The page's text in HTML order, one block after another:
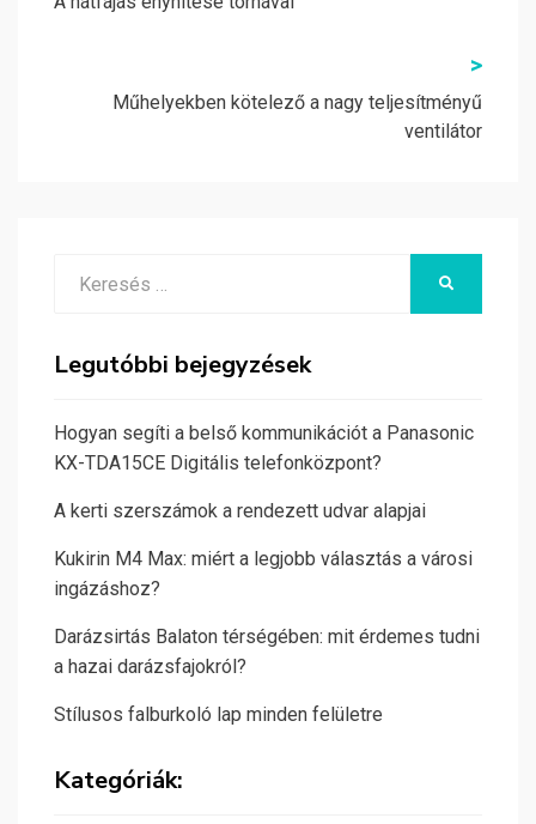
navigáció
>
Műhelyekben kötelező a nagy teljesítményű
ventilátor
Legutóbbi bejegyzések
Hogyan segíti a belső kommunikációt a Panasonic
KX-TDA15CE Digitális telefonközpont?
A kerti szerszámok a rendezett udvar alapjai
Kukirin M4 Max: miért a legjobb választás a városi
ingázáshoz?
Darázsirtás Balaton térségében: mit érdemes tudni
a hazai darázsfajokról?
Stílusos falburkoló lap minden felületre
Kategóriák: